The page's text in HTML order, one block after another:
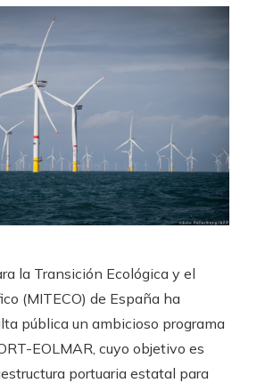
la Transición Ecológica y el
(MITECO) de España ha
pública un ambicioso programa
EOLMAR, cuyo objetivo es
portuaria estatal para